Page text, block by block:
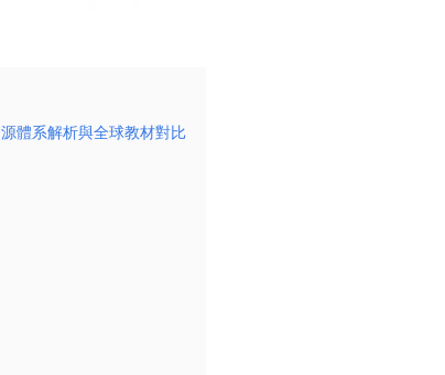
體系解析與全球教材對比